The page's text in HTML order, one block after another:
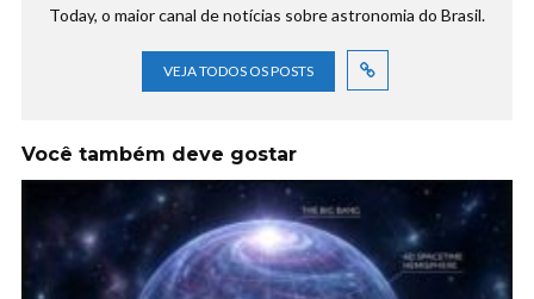
Today, o maior canal de notícias sobre astronomia do Brasil.
VEJA TODOS OS POSTS
Você também deve gostar